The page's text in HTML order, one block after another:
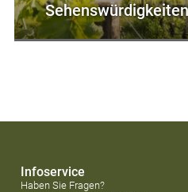
Infoservice
Haben Sie Fragen?